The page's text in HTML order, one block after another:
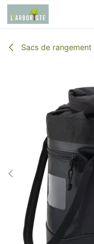
Se rendre au contenu
Sacs de rangement